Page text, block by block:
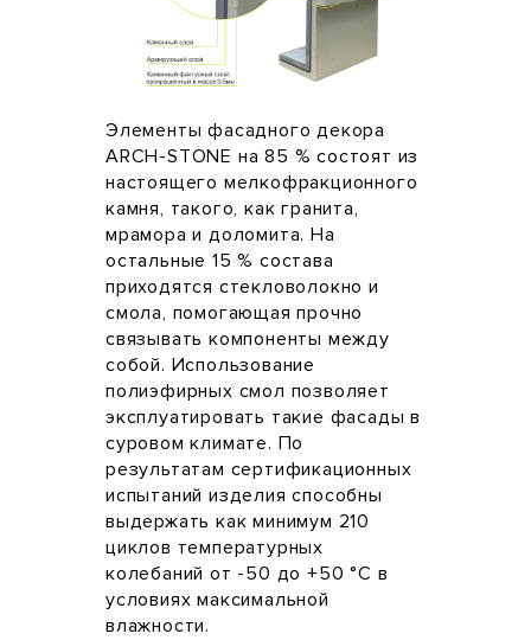
Элементы фасадного декора
ARCH-STONE на 85 % состоят из
настоящего мелкофракционного
камня, такого, как гранита,
мрамора и доломита. На
остальные 15 % состава
приходятся стекловолокно и
смола, помогающая прочно
связывать компоненты между
собой. Использование
полиэфирных смол позволяет
эксплуатировать такие фасады в
суровом климате. По
результатам сертификационных
испытаний изделия способны
выдержать как минимум 210
циклов температурных
колебаний от -50 до +50 °С в
условиях максимальной
влажности.